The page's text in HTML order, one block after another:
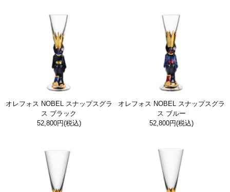
オレフォス NOBEL スナップスグラ
ス ブラック
52,800円(税込)
オレフォス NOBEL スナップスグラ
ス ブルー
52,800円(税込)